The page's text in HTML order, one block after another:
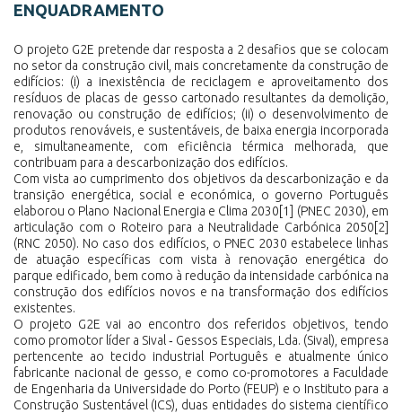
ENQUADRAMENTO
O projeto G2E pretende dar resposta a 2 desafios que se colocam
no setor da construção civil, mais concretamente da construção de
edifícios: (i) a inexistência de reciclagem e aproveitamento dos
resíduos de placas de gesso cartonado resultantes da demolição,
renovação ou construção de edifícios; (ii) o desenvolvimento de
produtos renováveis, e sustentáveis, de baixa energia incorporada
e, simultaneamente, com eficiência térmica melhorada, que
contribuam para a descarbonização dos edifícios.
Com vista ao cumprimento dos objetivos da descarbonização e da
transição energética, social e económica, o governo Português
elaborou o Plano Nacional Energia e Clima 2030 [1]
(PNEC 2030), em
articulação com o Roteiro para a Neutralidade Carbónica 2050 [2]
(RNC 2050). No caso dos edifícios, o PNEC 2030 estabelece linhas
de atuação específicas com vista à renovação energética do
parque edificado, bem como à redução da intensidade carbónica na
construção dos edifícios novos e na transformação dos edifícios
existentes.
O projeto G2E vai ao encontro dos referidos objetivos, tendo
como promotor líder a Sival ‑ Gessos Especiais, Lda. (Sival), empresa
pertencente ao tecido industrial Português e atualmente único
fabricante nacional de gesso, e como co-promotores a Faculdade
de Engenharia da Universidade do Porto (FEUP) e o Instituto para a
Construção Sustentável (ICS), duas entidades do sistema científico